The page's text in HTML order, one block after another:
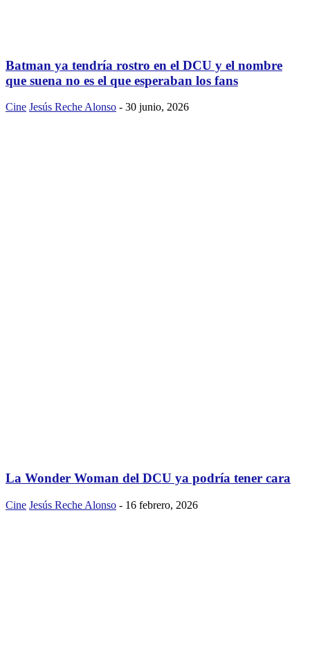
Batman ya tendría rostro en el DCU y el nombre
que suena no es el que esperaban los fans
Cine Jesús Reche Alonso - 30 junio, 2026
La Wonder Woman del DCU ya podría tener cara
Cine Jesús Reche Alonso - 16 febrero, 2026